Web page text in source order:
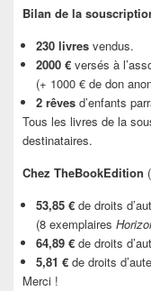
Bilan de la
230 livres vendus.
2000 € versés à
(+ 1000 € de don
2 rêves d’enfants
Tous les livres de la
destinataires.
Chez TheBookEdition
53,85 € de droits
(8 exemplaires
64,89 € de droits
5,81 € de droits
Merci !